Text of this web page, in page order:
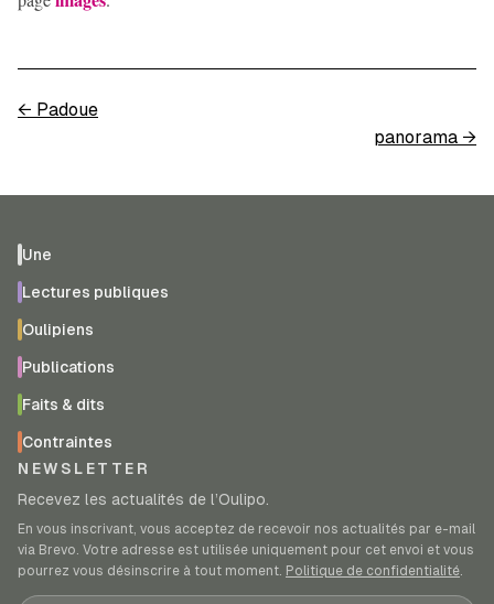
← Padoue
panorama →
Une
Lectures publiques
Oulipiens
Publications
Faits & dits
Contraintes
NEWSLETTER
Recevez les actualités de l’Oulipo.
En vous inscrivant, vous acceptez de recevoir nos actualités par e-mail
via Brevo. Votre adresse est utilisée uniquement pour cet envoi et vous
pourrez vous désinscrire à tout moment. Politique de confidentialité.